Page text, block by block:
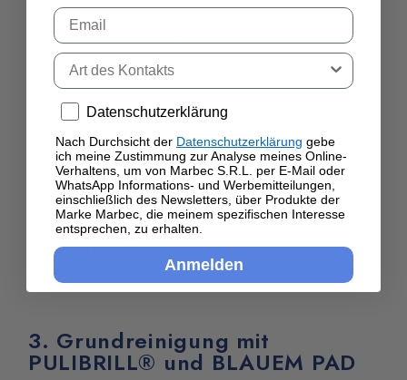
ermöglichte eine kontrollierte und gleichmäßige
Bearbeitung der Oberfläche.
Diese Phase erfordert große Sorgfalt. Das
Produkt muss mit den richtigen Einwirkzeiten
angewendet werden, um Überdosierungen oder
ungleichmäßige Ergebnisse zu vermeiden.
Genau hier zeigt sich die Erfahrung des
Fachmanns: Es reicht nicht aus, ein Produkt
aufzutragen. Man muss auch verstehen, wie das
Holz auf die Behandlung reagiert.
3. Grundreinigung mit
PULIBRILL® und BLAUEM PAD
Email
Tipo di contatto
Privacy policy
Datenschutzerklärung
Nach Durchsicht der Datenschutzerklärung gebe
ich meine Zustimmung zur Analyse meines Online-
Verhaltens, um von Marbec S.R.L. per E-Mail oder
WhatsApp Informations- und Werbemitteilungen,
einschließlich des Newsletters, über Produkte der
Marke Marbec, die meinem spezifischen Interesse
entsprechen, zu erhalten.
Anmelden